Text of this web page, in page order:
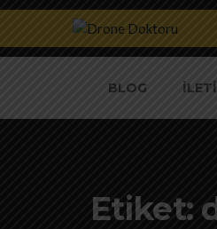
BLOG
Etiket: